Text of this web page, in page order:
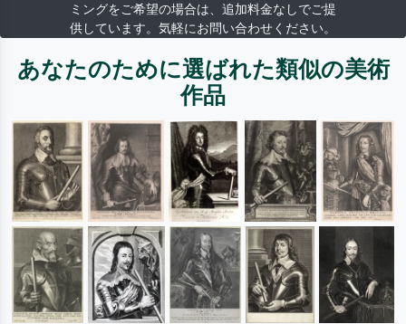
ミングをご希望の場合は、追加料金なしでご提
供しています。気軽にお問い合わせください。
あなたのために選ばれた類似の美術
作品